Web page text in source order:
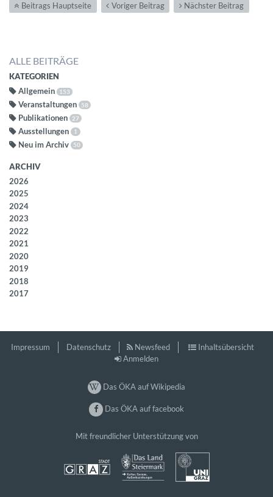
Beitrags Hauptseite Voriger Beitrag Nächster Beitrag
ALLE BEITRÄGE
KATEGORIEN
Allgemein 153
Veranstaltungen 58
Publikationen 27
Ausstellungen 1
Neu im Archiv 50
ARCHIV
2026
2025
2024
2023
2022
2021
2020
2019
2018
2017
Impressum Datenschutz Newsfeed
Inhaltsübersicht
Anmelden
Das ÖKA auf Wikipedia
Das ÖKA auf facebook
Mit freundlicher Unterstützung von